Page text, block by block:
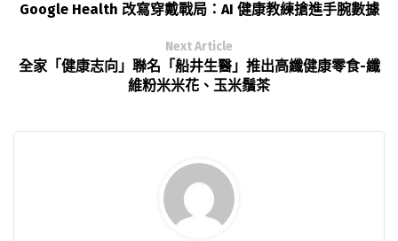
Google Health 改寫穿戴戰局：AI 健康教練搶進手腕數據
Next Article
全家「健康志向」聯名「船井生醫」推出高纖健康零食-纖
維粉米米花、玉米鬚茶